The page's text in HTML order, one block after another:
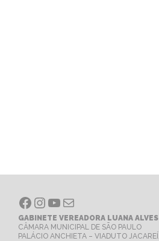
Facebook InstagramYoutube E-mail
GABINETE VEREADORA LUANA ALVES
CÂMARA MUNICIPAL DE SÃO PAULO
PALÁCIO ANCHIETA – VIADUTO